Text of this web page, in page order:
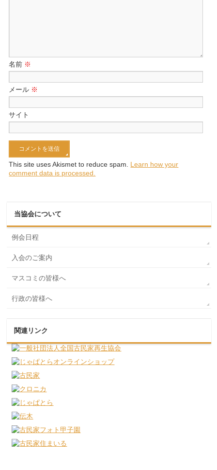
名前 ※
メール ※
サイト
This site uses Akismet to reduce spam. Learn how your
comment data is processed.
当協会について
例会日程
入会のご案内
マスコミの皆様へ
行政の皆様へ
関連リンク